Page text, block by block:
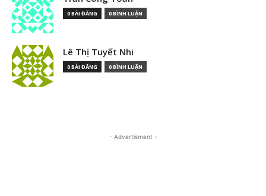
0 BÀI ĐĂNG 0 BÌNH LUẬN
Lê Thị Tuyết Nhi
0 BÀI ĐĂNG 0 BÌNH LUẬN
- Advertisment -